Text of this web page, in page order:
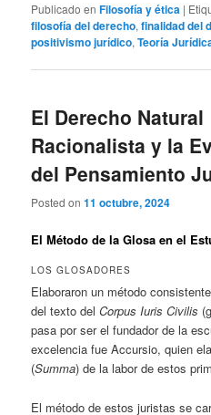
Publicado en Filosofía y ética |
filosofía del derecho,finalidad del
positivismo jurídico,Teoría
El Derecho Natural
Racionalista y la
del Pensamiento
Posted on11 octubre, 2024
El Método de la Glosa en el
LOS GLOSADORES
Elaboraron un método
del texto delCorpus Iuris Civilis
pasa por ser el fundador de la
excelencia fue Accursio, quien
(Summa) de la labor de estos
El método de estos juristas se